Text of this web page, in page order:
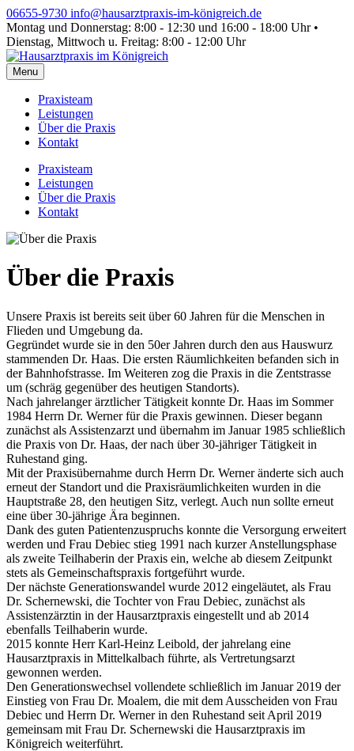
Skip
to
content
06655-9730 info@hausarztpraxis-im-königreich.de
Montag und Donnerstag: 8:00 - 12:30 und 16:00 - 18:00 Uhr •
Dienstag, Mittwoch u. Freitag: 8:00 - 12:00 Uhr
Menu
Praxisteam
Leistungen
Über die Praxis
Kontakt
Praxisteam
Leistungen
Über die Praxis
Kontakt
Über die Praxis
Unsere Praxis ist bereits seit über 60 Jahren für die Menschen in
Flieden und Umgebung da.
Gegründet wurde sie in den 50er Jahren durch den aus Hauswurz
stammenden Dr. Haas. Die ersten Räumlichkeiten befanden sich in
der Bahnhofstrasse. Im Weiteren zog die Praxis in die Zentstrasse
um (schräg gegenüber des heutigen Standorts).
Nach jahrelanger ärztlicher Tätigkeit konnte Dr. Haas im Sommer
1984 Herrn Dr. Werner für die Praxis gewinnen. Dieser begann
zunächst als Assistenzarzt und übernahm im Januar 1985 schließlich
die Praxis von Dr. Haas, der nach über 30-jähriger Tätigkeit in
Ruhestand ging.
Mit der Praxisübernahme durch Herrn Dr. Werner änderte sich auch
erneut der Standort und die Praxisräumlichkeiten wurden in die
Hauptstraße 28, den heutigen Sitz, verlegt. Auch nun sollte erneut
eine über 30-jährige Ära beginnen.
Dank des guten Patientenzuspruchs konnte die Versorgung erweitert
werden und Frau Debiec stieg 1991 nach kurzer Anstellungsphase
als zweite Teilhaberin der Praxis ein, welche ab diesem Zeitpunkt
stets als Gemeinschaftspraxis fortgeführt wurde.
Der nächste Generationswandel wurde 2012 eingeläutet, als Frau
Dr. Schernewski, die Tochter von Frau Debiec, zunächst als
Assistenzärztin in der Hausarztpraxis eingestellt und ab 2014
ebenfalls Teilhaberin wurde.
2015 konnte Herr Karl-Heinz Leibold, der jahrelang eine
Hausarztpraxis in Mittelkalbach führte, als Vertretungsarzt
gewonnen werden.
Den Generationswechsel vollendete schließlich im Januar 2019 der
Einstieg von Frau Dr. Moalem, die mit dem Ausscheiden von Frau
Debiec und Herrn Dr. Werner in den Ruhestand seit April 2019
gemeinsam mit Frau Dr. Schernewski die Hausarztpraxis im
Königreich weiterführt.